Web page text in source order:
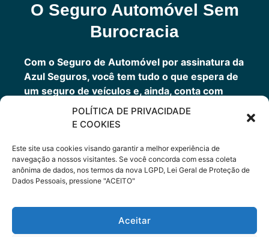
POLÍTICA DE PRIVACIDADE
E COOKIES
Este site usa cookies visando garantir a melhor experiência de
navegação a nossos visitantes. Se você concorda com essa coleta
anônima de dados, nos termos da nova LGPD, Lei Geral de Proteção de
Dados Pessoais, pressione "ACEITO"
Aceitar
O Seguro Automóvel Sem
Burocracia
Com o Seguro de Automóvel por assinatura da
Azul Seguros, você tem tudo o que espera de
um seguro de veículos e, ainda, conta com
outros benefícios disponíveis 24h.
Você tem um seguro completo com a garantia
Porto Seguro.